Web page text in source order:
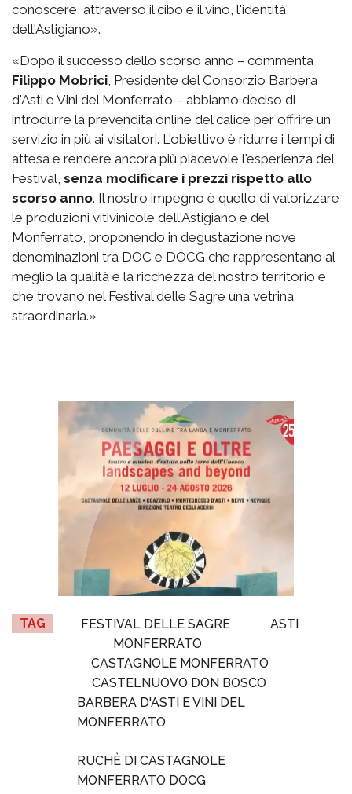
conoscere, attraverso il cibo e il vino, l'identità
dell'Astigiano».
«Dopo il successo dello scorso anno – commenta
Filippo Mobrici , Presidente del Consorzio Barbera
d'Asti e Vini del Monferrato – abbiamo deciso di
introdurre la prevendita online del calice per offrire un
servizio in più ai visitatori. L'obiettivo è ridurre i tempi di
attesa e rendere ancora più piacevole l'esperienza del
Festival, senza modificare i prezzi rispetto allo
scorso anno. Il nostro impegno è quello di valorizzare
le produzioni vitivinicole dell'Astigiano e del
Monferrato, proponendo in degustazione nove
denominazioni tra DOC e DOCG che rappresentano al
meglio la qualità e la ricchezza del nostro territorio e
che trovano nel Festival delle Sagre una vetrina
straordinaria.»
TAG FESTIVAL DELLE SAGRE
ASTI
MONFERRATO
CASTAGNOLE MONFERRATO
CASTELNUOVO DON BOSCO
BARBERA D'ASTI E VINI DEL
MONFERRATO
RUCHÈ DI CASTAGNOLE
MONFERRATO DOCG